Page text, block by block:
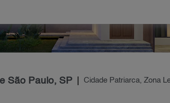
São Paulo, SP Cidade Patriarca, Zona